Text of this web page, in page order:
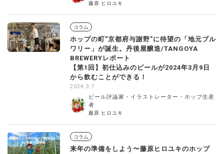
藤原 ヒロユキ
コラム
ホップの町”京都府与謝野”に待望の「地元ブル
ワリー」が誕生。丹後屋醸造/TANGOYA
BREWERYレポート
【第1回】初仕込みのビールが2024年3月9日
から飲むことができる！
2024.3.7
ビール評論家・イラストレーター・ホップ生産
者
藤原 ヒロユキ
コラム
来年の準備をしよう〜藤原ヒロユキのホップ